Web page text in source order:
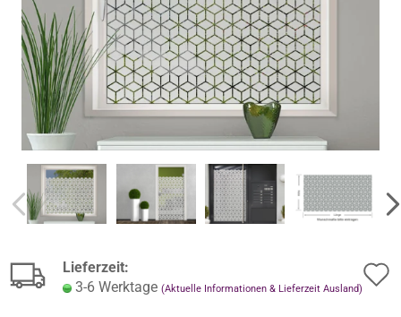
Lieferzeit:
3-6 Werktage (Aktuelle Informationen & Lieferzeit Ausland)